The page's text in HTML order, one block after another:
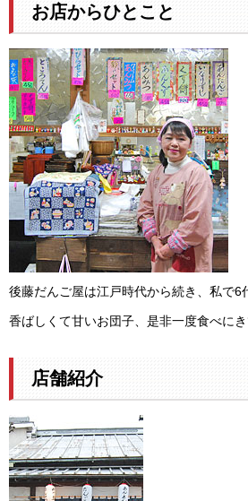
お店からひとこと
後藤だんご屋は江戸時代から続き、私で6
香ばしくて甘いお団子、是非一度食べにき
店舗紹介